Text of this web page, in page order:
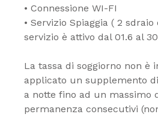
• Connessione WI-FI
• Servizio Spiaggia ( 2
servizio è attivo dal 01.6 al
La tassa di soggiorno non è
applicato un supplemento
a notte fino ad un massimo
permanenza consecutivi